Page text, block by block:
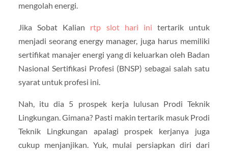
mengolah energi.
Jika Sobat Kalian rtp slot hari ini tertarik untuk
menjadi seorang energy manager, juga harus memiliki
sertifikat manajer energi yang di keluarkan oleh Badan
Nasional Sertifikasi Profesi (BNSP) sebagai salah satu
syarat untuk profesi ini.
Nah, itu dia 5 prospek kerja lulusan Prodi Teknik
Lingkungan. Gimana? Pasti makin tertarik masuk Prodi
Teknik Lingkungan apalagi prospek kerjanya juga
cukup menjanjikan. Yuk, mulai persiapkan diri dari